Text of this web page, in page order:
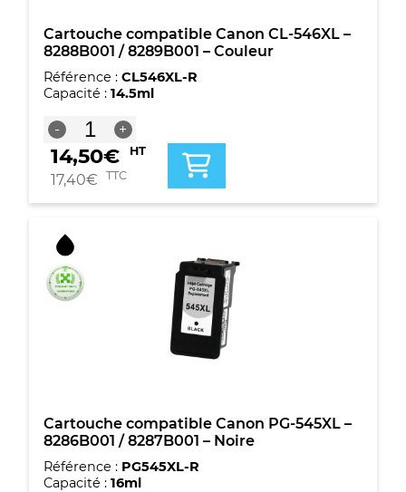
+
multicouleur
Cartouche compatible Canon CL-546XL –
8288B001 / 8289B001 – Couleur
Référence : CL546XL-R
Capacité : 14.5ml
-
quantité
de
Cartouche
compatible
CL-
-
8288B001
/
8289B001
+
14,50€ HT
17,40€ TTC
Cartouche compatible Canon PG-545XL –
8286B001 / 8287B001 – Noire
Référence : PG545XL-R
Capacité : 16ml